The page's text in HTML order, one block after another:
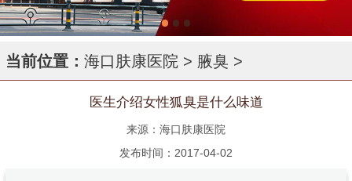
当前位置： 海口肤康医院 > 腋臭 >
医生介绍女性狐臭是什么味道
来源：海口肤康医院
发布时间：2017-04-02